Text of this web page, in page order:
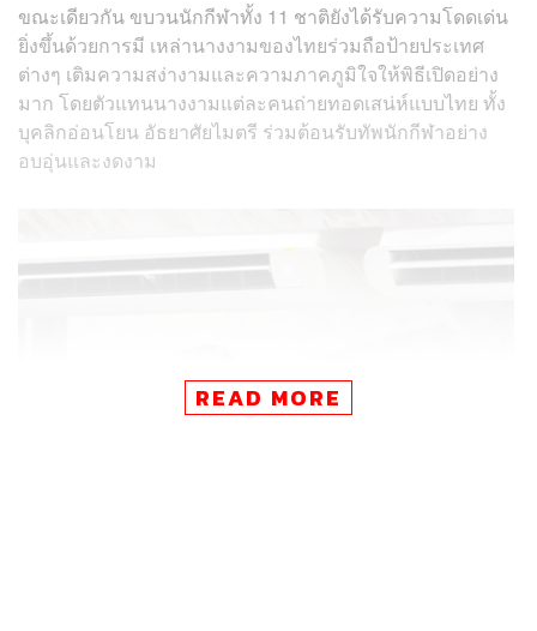
ขณะเดียวกัน ขบวนนักกีฬาทั้ง 11 ชาติยังได้รับความโดดเด่น
ยิ่งขึ้นด้วยการมี เหล่านางงามของไทยร่วมถือป้ายประเทศ
ต่างๆ เติมความสง่างามและความภาคภูมิใจให้พิธีเปิดอย่าง
มาก โดยตัวแทนนางงามแต่ละคนถ่ายทอดเสน่ห์แบบไทย ทั้ง
บุคลิกอ่อนโยน อัธยาศัยไมตรี ร่วมต้อนรับทัพนักกีฬาอย่าง
อบอุ่นและงดงาม
READ MORE